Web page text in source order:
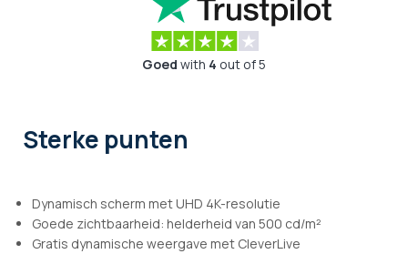
Goed with 4 out of 5
Sterke punten
Dynamisch scherm met UHD 4K-resolutie
Goede zichtbaarheid: helderheid van 500 cd/m²
Gratis dynamische weergave met CleverLive